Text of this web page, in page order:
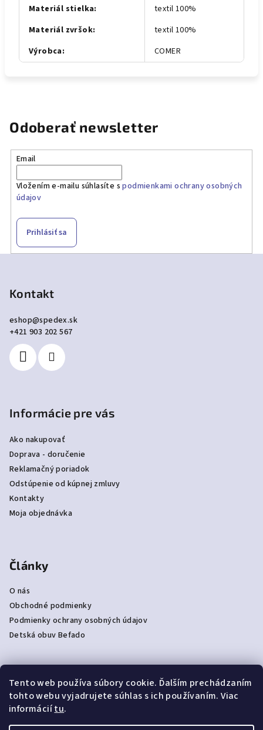
Tento web používa súbory cookie. Ďalším prechádzaním
tohto webu vyjadrujete súhlas s ich používaním. Viac
informáciítu.
Materiál stielka:
textil 100%
Materiál zvršok:
textil 100%
Výrobca: COMER
Odoberať newsletter
Email
Vložením e-mailu súhlasíte spodmienkami ochrany osobných
údajov
Prihlásiť sa
Kontakt
eshop@spedex.sk
+421 903 202 567
Informácie pre vás
Ako nakupovať
Doprava - doručenie
Reklamačný poriadok
Odstúpenie od kúpnej zmluvy
Kontakty
Moja objednávka
Články
O nás
Obchodné podmienky
Podmienky ochrany osobných údajov
Detská obuv Befado
Prijímame online platby